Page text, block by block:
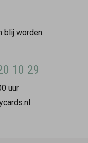
blij worden.
10 29
uur